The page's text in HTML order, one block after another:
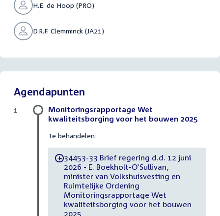
H.E. de Hoop (PRO)
D.R.F. Clemminck (JA21)
Agendapunten
Monitoringsrapportage Wet
kwaliteitsborging voor het bouwen 2025
Te behandelen:
-34453-33 Brief regering d.d. 12 juni
2026 - E. Boekholt-O’Sullivan,
minister van Volkshuisvesting en
Ruimtelijke Ordening
Monitoringsrapportage Wet
kwaliteitsborging voor het bouwen
2025
1